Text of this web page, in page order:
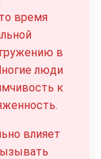
время
в
люди
к
влияет